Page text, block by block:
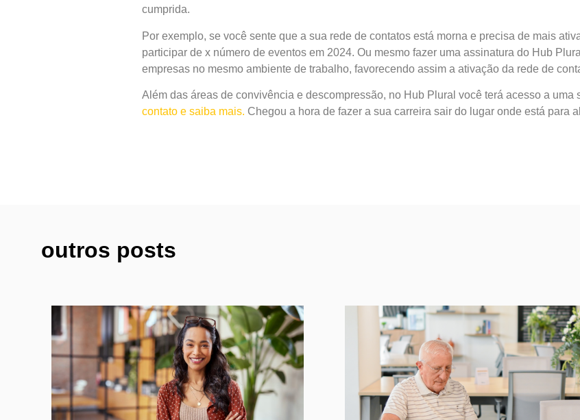
cumprida.
Por exemplo, se você sente que a sua rede de contatos está morna e precisa de mais
participar de x número de eventos em 2024. Ou mesmo fazer uma assinatura do Hub
empresas no mesmo ambiente de trabalho, favorecendo assim a ativação da rede de
Além das áreas de convivência e descompressão, no Hub Plural você terá acesso a uma
contato e saiba mais. Chegou a hora de fazer a sua carreira sair do lugar onde está para
outros posts